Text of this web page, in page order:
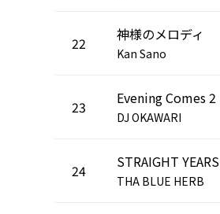
22 神様のメロディ
Kan Sano
23 Evening Comes 2
DJ OKAWARI
24 STRAIGHT YEARS
THA BLUE HERB